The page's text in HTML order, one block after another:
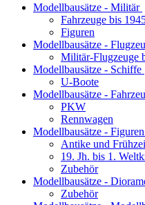
Modellbausätze - Militär
Fahrzeuge bis
Figuren
Modellbausätze -
Militär-Flugzeuge
Modellbausätze - Schiffe
U-Boote
Modellbausätze -
PKW
Rennwagen
Modellbausätze - Figuren
Antike und
19. Jh. bis 1.
Zubehör
Modellbausätze -
Zubehör